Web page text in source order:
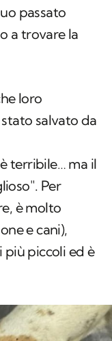
passato
a trovare la
loro
salvato da
terribile… ma il
Per
è molto
e cani),
più piccoli ed è